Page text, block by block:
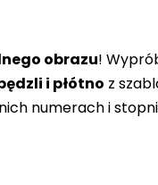
obrazu!
i płótno z
numerach i